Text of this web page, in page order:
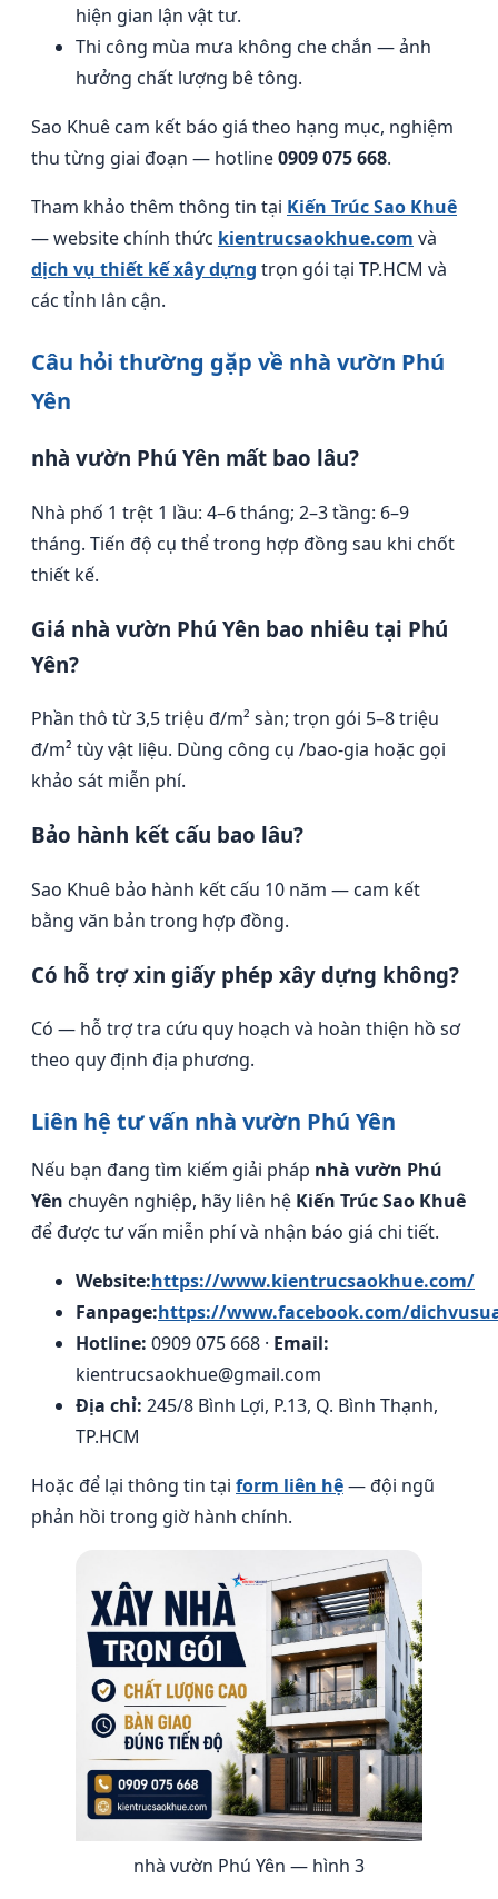
hiện gian lận vật tư.
Thi công mùa mưa không che chắn — ảnh
hưởng chất lượng bê tông.
Sao Khuê cam kết báo giá theo hạng mục, nghiệm
thu từng giai đoạn — hotline0909 075 668.
Tham khảo thêm thông tin tại Kiến Trúc Sao Khuê
— website chính thức kientrucsaokhue.com và
dịch vụ thiết kế xây dựng trọn gói tại TP.HCM và
các tỉnh lân cận.
Câu hỏi thường gặp về nhà vườn Phú
Yên
nhà vườn Phú Yên mất bao lâu?
Nhà phố 1 trệt 1 lầu: 4–6 tháng; 2–3 tầng: 6–9
tháng. Tiến độ cụ thể trong hợp đồng sau khi chốt
thiết kế.
Giá nhà vườn Phú Yên bao nhiêu tại Phú
Yên?
Phần thô từ 3,5 triệu đ/m² sàn; trọn gói 5–8 triệu
đ/m² tùy vật liệu. Dùng công cụ /bao-gia hoặc gọi
khảo sát miễn phí.
Bảo hành kết cấu bao lâu?
Sao Khuê bảo hành kết cấu 10 năm — cam kết
bằng văn bản trong hợp đồng.
Có hỗ trợ xin giấy phép xây dựng không?
Có — hỗ trợ tra cứu quy hoạch và hoàn thiện hồ sơ
theo quy định địa phương.
Liên hệ tư vấn nhà vườn Phú Yên
Nếu bạn đang tìm kiếm giải pháp nhà vườn Phú
Yên chuyên nghiệp, hãy liên hệ Kiến Trúc Sao Khuê
để được tư vấn miễn phí và nhận báo giá chi tiết.
Website:https://www.kientrucsaokhue.com/
Fanpage:https://www.facebook.com/
Hotline: 0909 075 668 · Email:
kientrucsaokhue@gmail.com
Địa chỉ: 245/8 Bình Lợi, P.13, Q. Bình Thạnh,
TP.HCM
Hoặc để lại thông tin tại form liên hệ— đội ngũ
phản hồi trong giờ hành chính.
nhà vườn Phú Yên — hình 3